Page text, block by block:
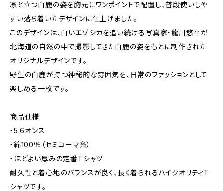
凛と立つ白鹿の姿を胸元にワンポイントで配置し、普段使いしや
すい落ち着いたデザインに仕上げました。
このデザインは、白いエゾシカを追い続ける写真家・龍川悠平が
北海道の自然の中で撮影してきた白鹿の姿をもとに制作された
オリジナルデザインです。
野生の白鹿が持つ神秘的な雰囲気を、日常のファッションとして
楽しめる一枚です。
商品仕様
・5.6オンス
・綿100％（セミコーマ糸）
・ほどよい厚みの定番Tシャツ
耐久性と着心地のバランスが良く、長く着られるハイクオリティT
シャツです。